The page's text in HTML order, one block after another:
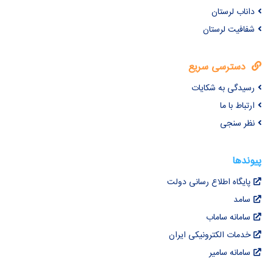
داناب لرستان
شفافیت لرستان
دسترسی سریع
رسیدگی به شکایات
ارتباط با ما
نظر سنجی
پیوندها
پایگاه اطلاع رسانی دولت
سامد
سامانه ساماب
خدمات الکترونیکی ایران
سامانه سامیر